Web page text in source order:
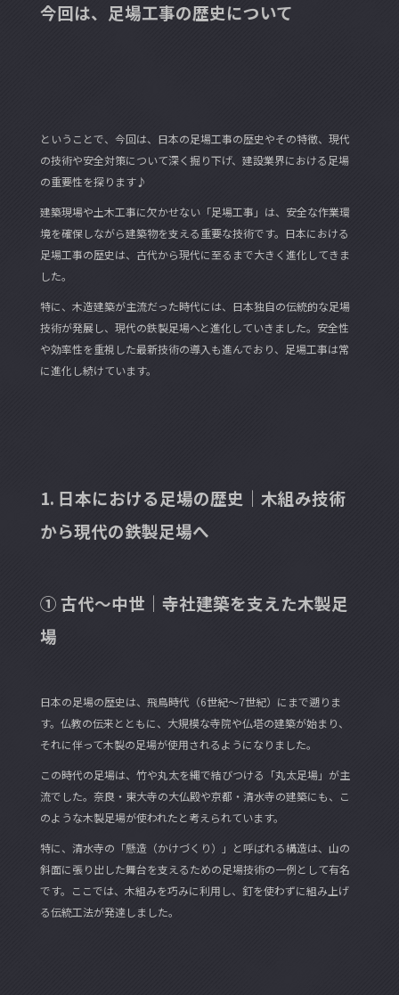
今回は、足場工事の歴史について
ということで、今回は、日本の足場工事の歴史やその特徴、現代
の技術や安全対策について深く掘り下げ、建設業界における足場
の重要性を探ります♪
建築現場や土木工事に欠かせない「足場工事」は、安全な作業環
境を確保しながら建築物を支える重要な技術です。日本における
足場工事の歴史は、古代から現代に至るまで大きく進化してきま
した。
特に、木造建築が主流だった時代には、日本独自の伝統的な足場
技術が発展し、現代の鉄製足場へと進化していきました。安全性
や効率性を重視した最新技術の導入も進んでおり、足場工事は常
に進化し続けています。
1. 日本における足場の歴史｜木組み技術
から現代の鉄製足場へ
① 古代～中世｜寺社建築を支えた木製足
場
日本の足場の歴史は、飛鳥時代（6世紀～7世紀）にまで遡りま
す。仏教の伝来とともに、大規模な寺院や仏塔の建築が始まり、
それに伴って木製の足場が使用されるようになりました。
この時代の足場は、竹や丸太を縄で結びつける「丸太足場」が主
流でした。奈良・東大寺の大仏殿や京都・清水寺の建築にも、こ
のような木製足場が使われたと考えられています。
特に、清水寺の「懸造（かけづくり）」と呼ばれる構造は、山の
斜面に張り出した舞台を支えるための足場技術の一例として有名
です。ここでは、木組みを巧みに利用し、釘を使わずに組み上げ
る伝統工法が発達しました。